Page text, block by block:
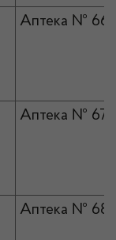
Аптека № 66
Аптека № 67
Аптека № 68